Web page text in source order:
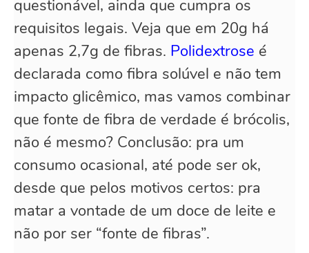
questionável, ainda que cumpra os
requisitos legais. Veja que em 20g há
apenas 2,7g de fibras. Polidextrose é
declarada como fibra solúvel e não tem
impacto glicêmico, mas vamos combinar
que fonte de fibra de verdade é brócolis,
não é mesmo? Conclusão: pra um
consumo ocasional, até pode ser ok,
desde que pelos motivos certos: pra
matar a vontade de um doce de leite e
não por ser “fonte de fibras”.